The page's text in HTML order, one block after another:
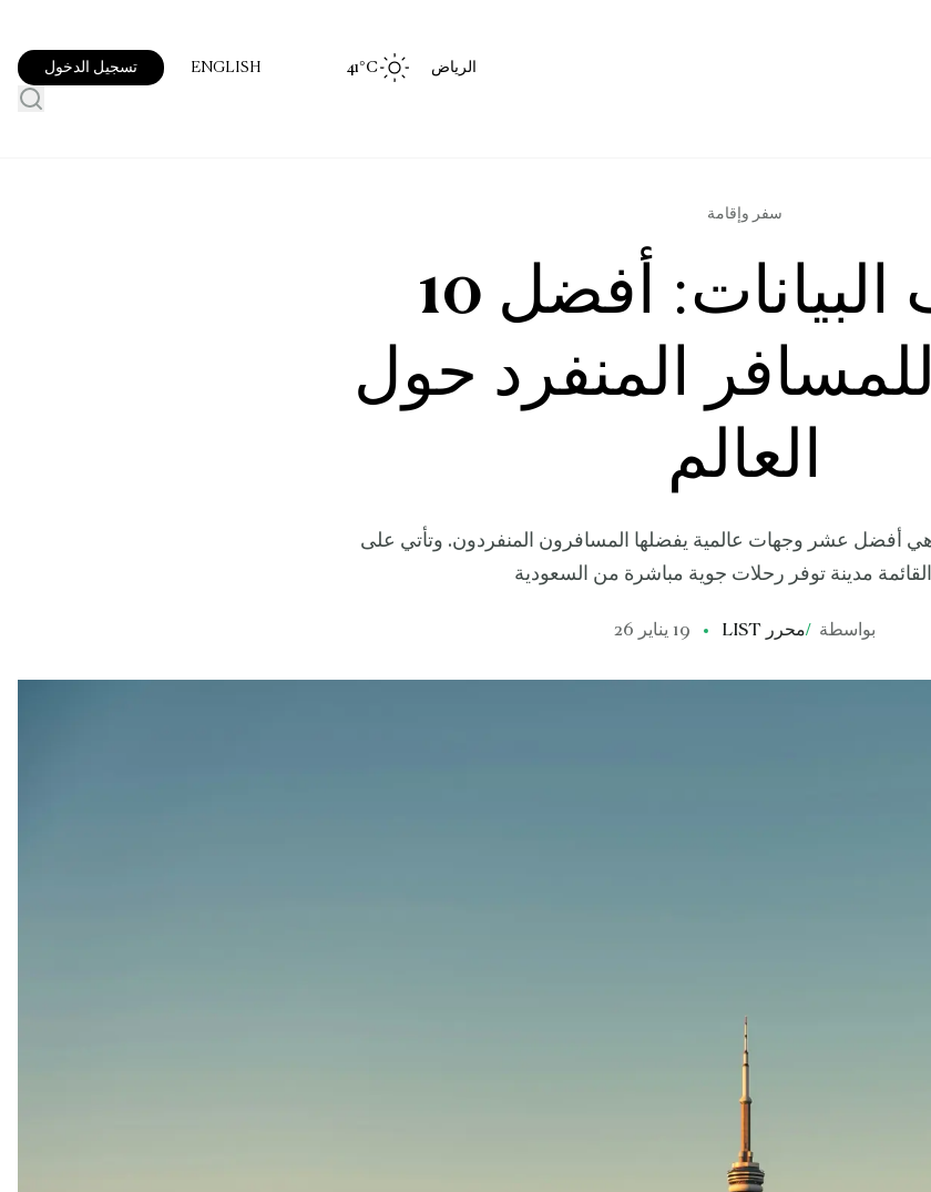
الرياض 41 °C
ENGLISH تسجيل الدخول
سفر وإقامة
حسب البيانات: أفضل 10
المنفرد حول
العالم
هي أفضل عشر وجهات عالمية يفضلها المسافرون المنفردون. وتأتي على
مدينة توفر رحلات جوية مباشرة من السعودية
بواسطة /محرر LIST 19 يناير 26